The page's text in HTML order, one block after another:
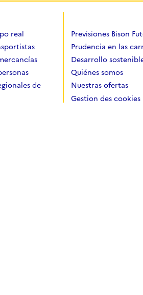
real
de
Previsiones Bison
Prudencia en las
Desarrollo
Quiénes somos
Nuestras ofertas
Gestion des cookies